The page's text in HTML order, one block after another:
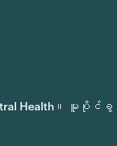
Health။ မူပိုင်ခွင့်အ